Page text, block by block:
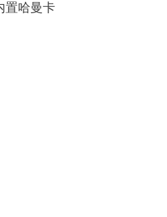
置哈曼卡